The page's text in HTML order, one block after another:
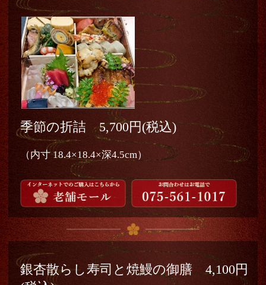
季節の折詰 5,700円(税込)
（内寸 18.4×18.4×深4.5cm）
銀杏散らし寿司と焼鰻の御膳 4,100円